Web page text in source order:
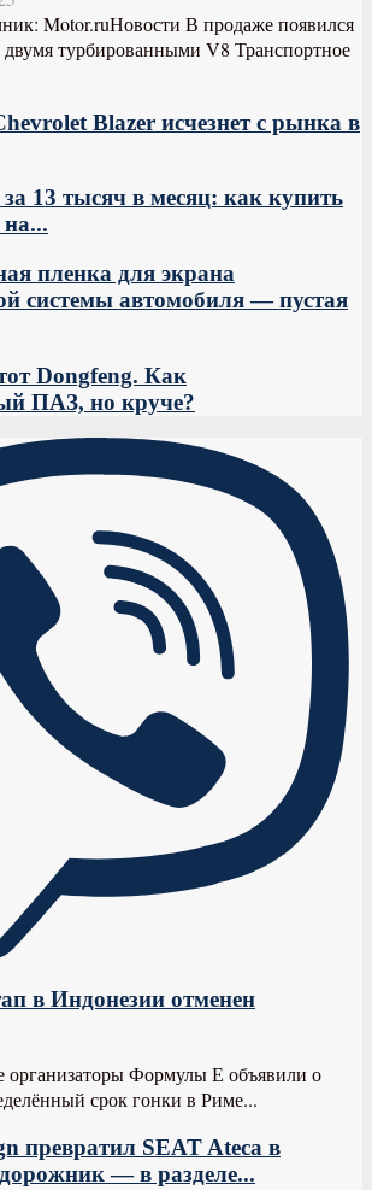
Motor.ruНовости В продаже появился
турбированными V8 Транспортное
Blazer исчезнет с рынка в
13 тысяч в месяц: как купить
пленка для экрана
системы автомобиля — пустая
Dongfeng. Как
ПАЗ, но круче?
в Индонезии отменен
организаторы Формулы Е объявили о
срок гонки в Риме...
превратил SEAT Ateca в
— в разделе...